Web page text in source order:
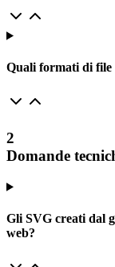
Quali formati di file
2
Domande
Gli SVG creati dal
web?